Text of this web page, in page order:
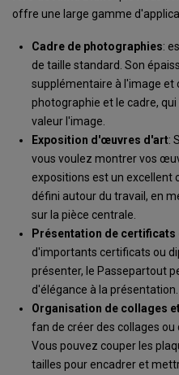
offre une large gamme
Cadre de photographies:
de taille standard. Son
supplémentaire à l'image et
photographie et le cadre,
valeur l'image.
Exposition d'œuvres d'art:
vous voulez montrer vos
expositions est un excellent
défini autour du travail, en
sur la pièce centrale.
Présentation de certificats
d'importants certificats ou
présenter, le Passepartout
d'élégance à la présentation.
Organisation de collages
fan de créer des collages
Vous pouvez couper les
tailles pour encadrer et